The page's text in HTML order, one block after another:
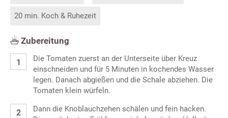
20 min. Koch & Ruhezeit
Zubereitung
Die Tomaten zuerst an der Unterseite über Kreuz
einschneiden und für 5 Minuten in kochendes Wasser
legen. Danach abgießen und die Schale abziehen. Die
Tomaten klein würfeln.
Dann die Knoblauchzehen schälen und fein hacken.